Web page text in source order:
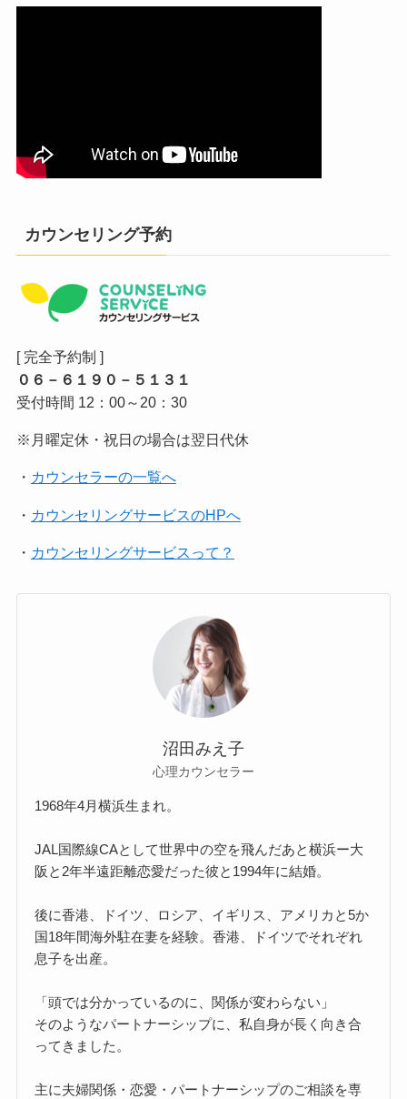
カウンセリング予約
[ 完全予約制 ]
０６－６１９０－５１３１
受付時間 12：00～20：30
※月曜定休・祝日の場合は翌日代休
・ カウンセラーの一覧へ
・ カウンセリングサービスのHPへ
・ カウンセリングサービスって？
沼田みえ子
心理カウンセラー
1968年4月横浜生まれ。
JAL国際線CAとして世界中の空を飛んだあと横浜ー大
阪と2年半遠距離恋愛だった彼と1994年に結婚。
後に香港、ドイツ、ロシア、イギリス、アメリカと5か
国18年間海外駐在妻を経験。香港、ドイツでそれぞれ
息子を出産。
「頭では分かっているのに、関係が変わらない」
そのようなパートナーシップに、私自身が長く向き合
ってきました。
主に夫婦関係・恋愛・パートナーシップのご相談を専